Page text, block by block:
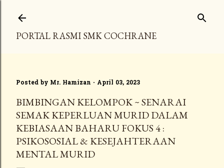
PORTAL RASMI SMK COCHRANE
Posted by Mr. Hamizan April 03, 2023
BIMBINGAN KELOMPOK ~ SENARAI
SEMAK KEPERLUAN MURID DALAM
KEBIASAAN BAHARU FOKUS 4 :
PSIKOSOSIAL & KESEJAHTERAAN
MENTAL MURID